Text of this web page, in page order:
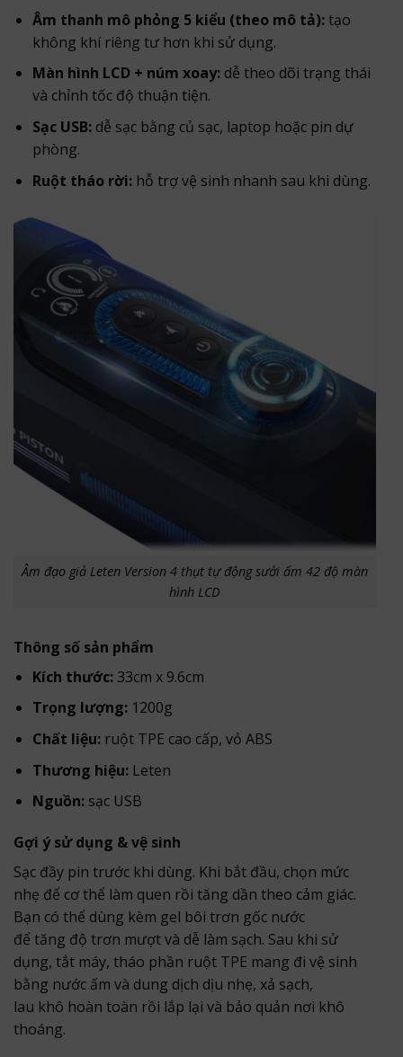
Âm thanh mô phỏng 5 kiểu (theo mô tả):tạo
không khí riêng tư hơn khi sử dụng.
Màn hình LCD + núm xoay:dễ theo dõi trạng thái
và chỉnh tốc độ thuận tiện.
Sạc USB:dễ sạc bằng củ sạc, laptop hoặc pin dự
phòng.
Ruột tháo rời:hỗ trợ vệ sinh nhanh sau khi dùng.
Âm đạo giả Leten Version 4 thụt tự động sưởi ấm 42 độ màn
hình LCD
Thông số sản phẩm
Kích thước:33cm x 9.6cm
Trọng lượng:1200g
Chất liệu:ruột TPE cao cấp, vỏ ABS
Thương hiệu:Leten
Nguồn:sạc USB
Gợi ý sử dụng & vệ sinh
Sạc đầy pin trước khi dùng. Khi bắt đầu, chọn mức
nhẹ để cơ thể làm quen rồi tăng dần theo cảm giác.
Bạn có thể dùng kèm gel bôi trơn gốc nước
để tăng độ trơn mượt và dễ làm sạch. Sau khi sử
dụng, tắt máy, tháo phần ruột TPE mang đi vệ sinh
bằng nước ấm và dung dịch dịu nhẹ, xả sạch,
lau khô hoàn toàn rồi lắp lại và bảo quản nơi khô
thoáng.